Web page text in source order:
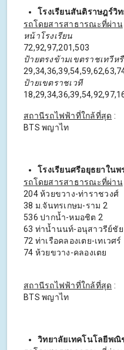
โรงเรียนสันติราษฎร์วิ
รถโดยสารสาธารณะที่ผ่าน
หน้าโรงเรียน
72,92,97,201,503
ป้ายตรงข้ามเขตราชเทวีห
ป้ายเขตราชเวที
สถานีรถไฟฟ้าที่ใกล้ที่สุด :
BTS พญาไท
โรงเรียนศรีอยุธยาใน
รถโดยสารสาธารณะที่ผ่าน
204 ห้วยขวาง-ท่าราชวงศ์
38 ม.จันทรเกษม-ราม 2
536 ปากน้ำ-หมอชิต 2
63 ท่าน้ำนนท์-อนุสาวรีย์ชัย
72 ท่าเรือคลองเตย-เทเวศร์
74 ห้วยขวาง-คลองเตย
สถานีรถไฟฟ้าที่ใกล้ที่สุด :
BTS พญาไท
วิทยาลัยเทคโนโลยีพณิ